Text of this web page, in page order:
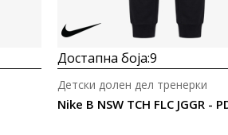
Достапна боја:9
Nike B NSW TCH FLC JGGR -
Детски долен дел тренерки